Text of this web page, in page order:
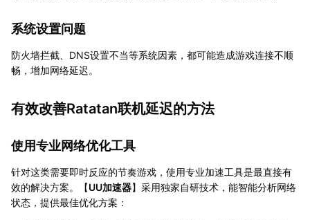
系统设置问题
防火墙拦截、DNS设置不当等系统因素，都可能造成游戏连接不顺
畅，增加网络延迟。
有效改善Ratatan联机延迟的方法
使用专业网络优化工具
针对这类需要即时反应的节奏游戏，使用专业加速工具是最直接有
效的解决方案。【UU加速器】采用独家自研技术，能智能分析网络
状态，提供最佳优化方案：